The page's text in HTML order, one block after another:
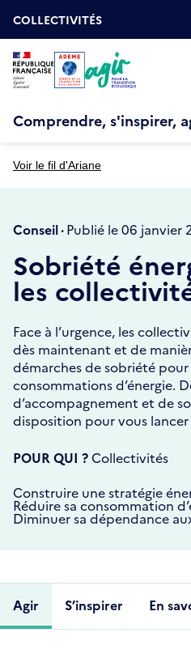
auOUVRIR
LE
MENU
ESPACE
COLLECTIVITÉS
Comprendre, s'inspirer,
Voir le fil d'Ariane
Conseil ·Publié le 06 janvier
Sobriété
les
Face à l’urgence, les
dès maintenant et de
démarches de sobriété
consommations d’énergie.
d’accompagnement et de
disposition pour vous lancer
POUR QUI ?Collectivités
Construire une stratégie
Réduire sa consommation
Diminuer sa dépendance
Agir S’inspirer En